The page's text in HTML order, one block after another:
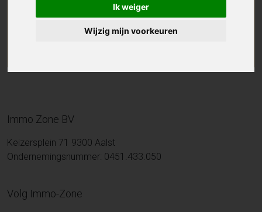
Ik weiger
Wijzig mijn voorkeuren
Immo Zone BV
Keizersplein 71 9300 Aalst
Ondernemingsnummer: 0451.433.050
Volg Immo-Zone